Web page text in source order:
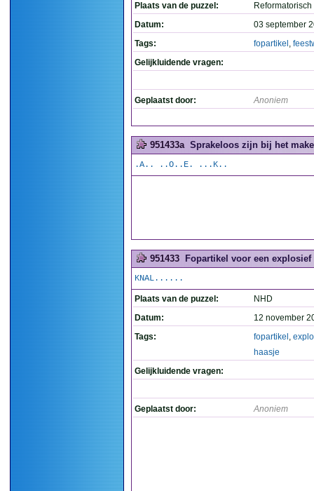
Plaats van de puzzel:
Datum:
03 september
Tags:
fopartikel ,
Gelijkluidende vragen:
Geplaatst door: Anoniem
951433a Sprakeloos zijn bij het
.A.. ..O..E. ...K..
951433 Fopartikel voor een explosief
KNAL......
Plaats van de puzzel:
NHD
Datum:
12 november
Tags:
fopartikel ,
haasje
Gelijkluidende vragen:
Geplaatst door: Anoniem